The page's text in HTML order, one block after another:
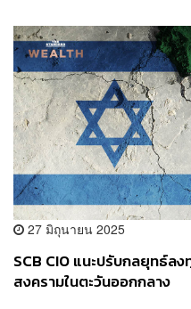
27 มิถุนายน 2025
SCB CIO แนะปรับกลยุทธ์ล
สงครามในตะวันออกกลาง